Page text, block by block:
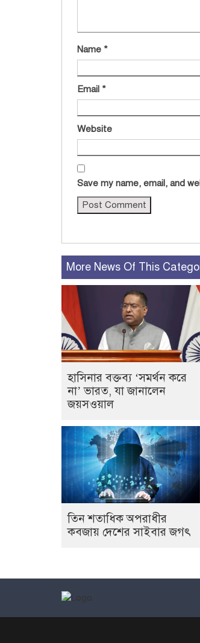
Name *
Email *
Website
Save my name, email, and
More News Of This
হাসিনার বক্তব্য ‘সমর্থন করে
না’ ভারত, যা জানালেন
জয়সওয়াল
তিন শতাধিক অপরাধীর
কবজায় দেশের সাইবার জগৎ